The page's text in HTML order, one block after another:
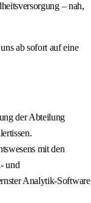
– nah,
ab sofort auf eine
der Abteilung
mit den
und
Analytik-Software